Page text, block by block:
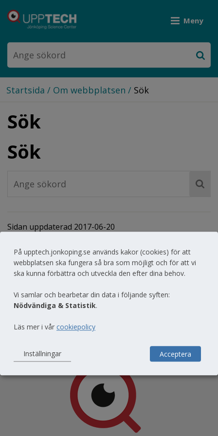
Meny
Startsida / Om webbplatsen / Sök
Sök
Sök
Sidan uppdaterad 2017-06-20
Dela sidan
Till toppen av sidan
På upptech.jonkoping.se används kakor (cookies) för att
webbplatsen ska fungera så bra som möjligt och för att vi
ska kunna förbättra och utveckla den efter dina behov.
Vi samlar och bearbetar din data i följande syften:
Nödvändiga & Statistik.
Läs mer i vår cookiepolicy
Inställningar Acceptera